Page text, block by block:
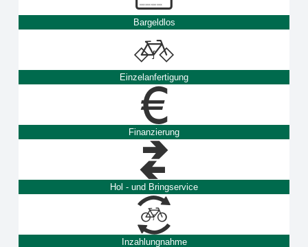
Bargeldlos
Einzelanfertigung
Finanzierung
Hol - und Bringservice
Inzahlungnahme